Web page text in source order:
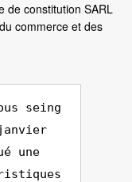
de constitution SARL
commerce et des
seing
une